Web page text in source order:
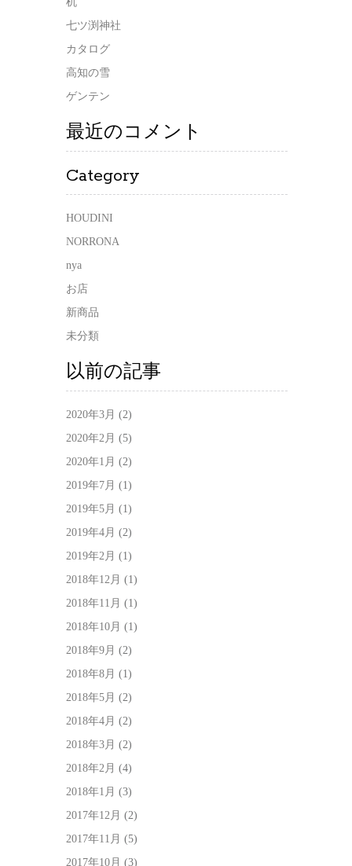
七ツ渕神社
カタログ
高知の雪
ゲンテン
最近のコメント
Category
HOUDINI
NORRONA
nya
お店
新商品
未分類
以前の記事
2020年3月 (2)
2020年2月 (5)
2020年1月 (2)
2019年7月 (1)
2019年5月 (1)
2019年4月 (2)
2019年2月 (1)
2018年12月 (1)
2018年11月 (1)
2018年10月 (1)
2018年9月 (2)
2018年8月 (1)
2018年5月 (2)
2018年4月 (2)
2018年3月 (2)
2018年2月 (4)
2018年1月 (3)
2017年12月 (2)
2017年11月 (5)
2017年10月 (3)